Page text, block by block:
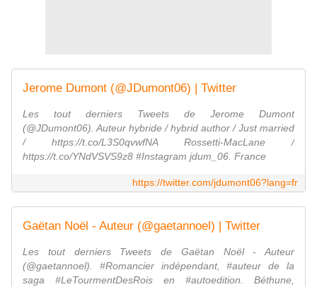
Jerome Dumont (@JDumont06) | Twitter
Les tout derniers Tweets de Jerome Dumont
(@JDumont06). Auteur hybride / hybrid author / Just married
/ https://t.co/L3S0qvwfNA Rossetti-MacLane /
https://t.co/YNdVSVS9z8 #Instagram jdum_06. France
https://twitter.com/jdumont06?lang=fr
Gaëtan Noël - Auteur (@gaetannoel) | Twitter
Les tout derniers Tweets de Gaëtan Noël - Auteur
(@gaetannoel). #Romancier indépendant, #auteur de la
saga #LeTourmentDesRois en #autoedition. Béthune,